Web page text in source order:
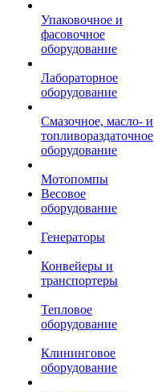
Упаковочное и
фасовочное
оборудование
Лабораторное
оборудование
Смазочное, масло- и
топливораздаточное
оборудование
Мотопомпы
Весовое
оборудование
Генераторы
Конвейеры и
транспортеры
Тепловое
оборудование
Клининговое
оборудование